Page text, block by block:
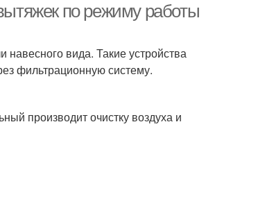
по режиму работы
навесного вида. Такие устройства
фильтрационную систему.
производит очистку воздуха и